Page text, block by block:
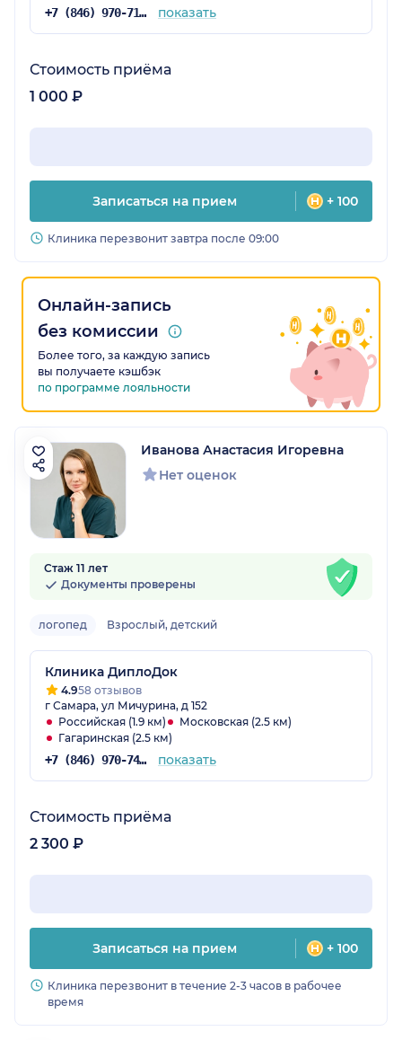
+7 (846) 970-71-56 показать
Стоимость приёма
1 000 ₽
Записаться на прием + 100
Клиника перезвонит завтра после 09:00
Онлайн-запись
без комиссии
Более того, за каждую запись
вы получаете кэшбэк
по программе лояльности
Иванова Анастасия Игоревна
Нет оценок
Стаж 11 лет
Документы проверены
логопед Взрослый, детский
Клиника ДиплоДок
4.958 отзывов
г Самара, ул Мичурина, д 152
Российская (1.9 км)
Московская (2.5 км)
Гагаринская (2.5 км)
+7 (846) 970-74-32 показать
Стоимость приёма
2 300 ₽
Записаться на прием + 100
Клиника перезвонит в течение 2-3 часов в рабочее
время